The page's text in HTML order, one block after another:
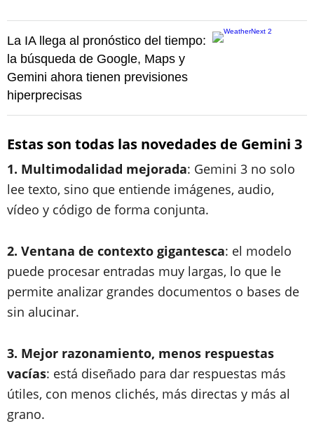
La IA llega al pronóstico del tiempo:
la búsqueda de Google, Maps y
Gemini ahora tienen previsiones
hiperprecisas
Estas son todas las novedades de Gemini 3
1. Multimodalidad mejorada: Gemini 3 no solo
lee texto, sino que entiende imágenes, audio,
vídeo y código de forma conjunta.
2. Ventana de contexto gigantesca: el modelo
puede procesar entradas muy largas, lo que le
permite analizar grandes documentos o bases de
sin alucinar.
3. Mejor razonamiento, menos respuestas
vacías: está diseñado para dar respuestas más
útiles, con menos clichés, más directas y más al
grano.